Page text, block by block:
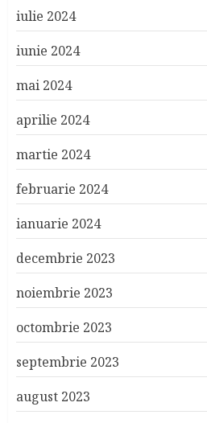
iulie 2024
iunie 2024
mai 2024
aprilie 2024
martie 2024
februarie 2024
ianuarie 2024
decembrie 2023
noiembrie 2023
octombrie 2023
septembrie 2023
august 2023